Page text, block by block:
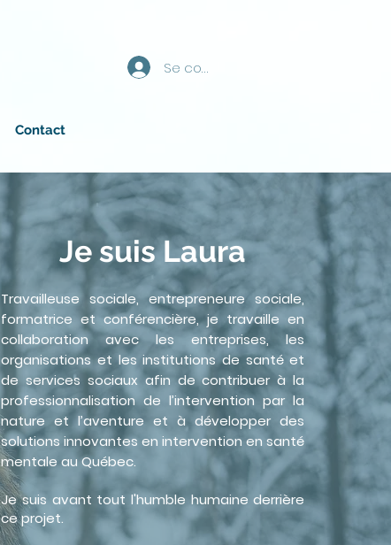
Se connecter
Contact
Je suis Laura
Travailleuse sociale, entrepreneure sociale,
formatrice et conférencière, je travaille en
collaboration avec les entreprises, les
organisations et les institutions de santé et
de services sociaux afin de contribuer à la
professionnalisation de l’intervention par la
nature et l’aventure et à développer des
solutions innovantes en intervention en santé
mentale au Québec.
Je suis avant tout l'humble humaine derrière
ce projet.